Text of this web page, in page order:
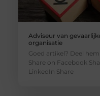
Adviseur van
organisatie
Goed artikel? Deel
Share on Facebook
LinkedIn Share